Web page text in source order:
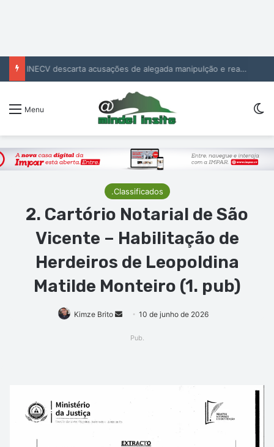
INECV descarta acusações de alegada manipulção e reafirma independência e rigor das estatísticas oficiais
Menu
.Classificados
2. Cartório Notarial de São
Vicente – Habilitação de
Herdeiros de Leopoldina
Matilde Monteiro (1. pub)
Kimze Brito
Mande10 de junho de 2026
Pub.